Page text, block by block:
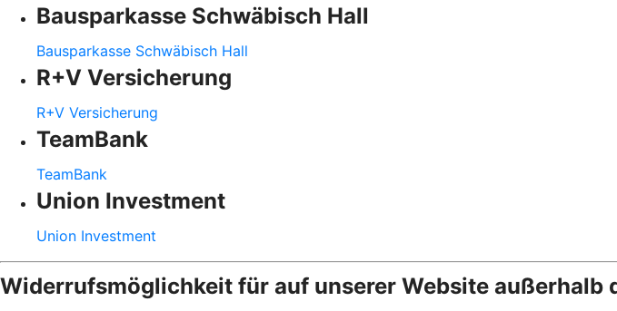
Bausparkasse Schwäbisch Hall
Bausparkasse Schwäbisch Hall
R+V Versicherung
R+V Versicherung
TeamBank
TeamBank
Union Investment
Union Investment
Widerrufsmöglichkeit für auf unserer Website außerhalb